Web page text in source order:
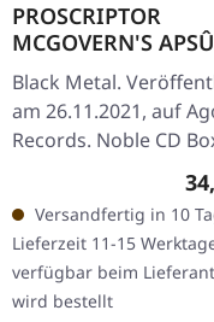
PROSCRIPTOR
MCGOVERN'S APSÛ
Proscriptor
McGovern's Apsû |
DIGIBOX
Black Metal.
am 26.11.2021, auf
Records. Noble CD
Silberdruck, enthält
Jewelcase mit 20-
Booklet.…
Versandfertig in 10
Lieferzeit 11-15
verfügbar beim
wird bestellt